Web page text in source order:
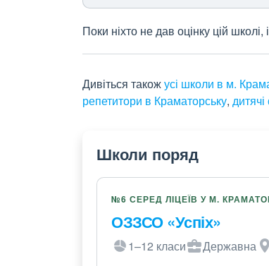
Поки ніхто не дав оцінку цій
Дивіться такожусі школи в м.
репетитори в Краматорську,
Школи поряд
№6 СЕРЕД ЛІЦЕЇВ У М.
ОЗЗСО «Успіх»
1–12 класи Державна